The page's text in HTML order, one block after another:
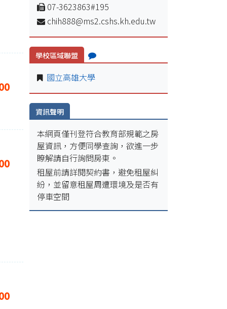
07-3623863#195
chih888@ms2.cshs.kh.edu.tw
學校區域聯盟
國立高雄大學
資訊聲明
本網頁僅刊登符合教育部規範之房
屋資訊，方便同學查詢，欲進一步
瞭解請自行詢問房東。
租屋前請詳閱契約書，避免租屋糾
紛，並留意租屋周遭環境及是否有
停車空間